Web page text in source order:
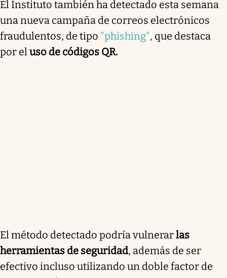
El Instituto también ha detectado esta semana
una nueva campaña de correos electrónicos
fraudulentos, de tipo "phishing", que destaca
por el uso de códigos QR.
El método detectado podría vulnerarlas
herramientas de seguridad, además de ser
efectivo incluso utilizando un doble factor de